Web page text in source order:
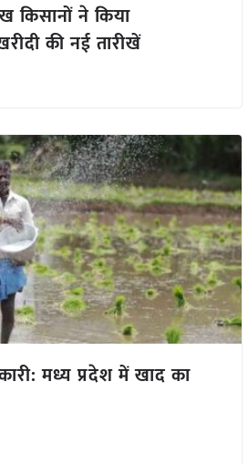
किसानों ने किया
की नई तारीखें
मध्य प्रदेश में खाद का